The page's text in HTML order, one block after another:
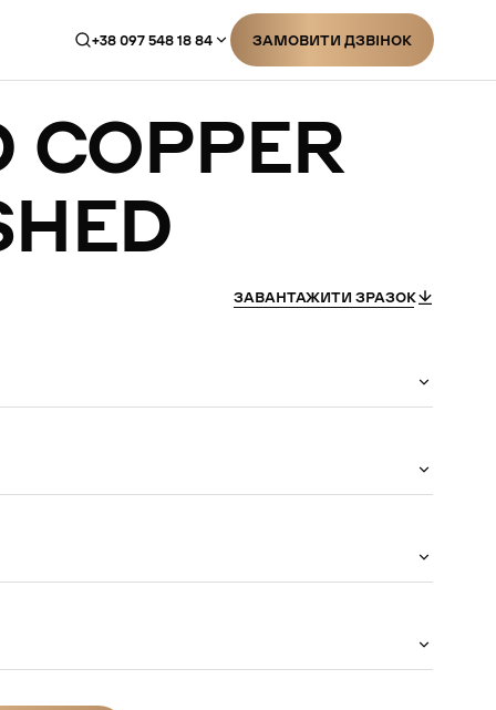
+38 097 548 18 84 ЗАМОВИТИ ДЗВІНОК
COPPER
ЗАВАНТАЖИТИ ЗРАЗОК